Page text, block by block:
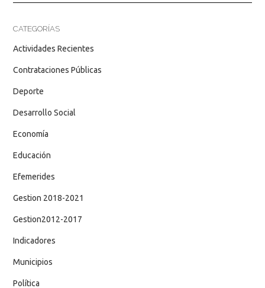
CATEGORÍAS
Actividades Recientes
Contrataciones Públicas
Deporte
Desarrollo Social
Economía
Educación
Efemerides
Gestion 2018-2021
Gestion2012-2017
Indicadores
Municipios
Política